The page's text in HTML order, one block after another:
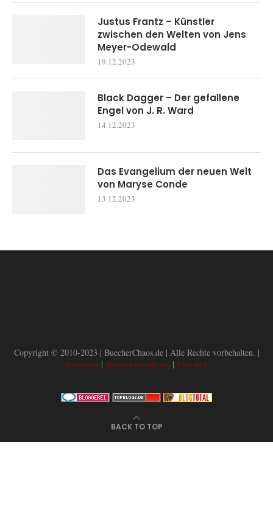
Justus Frantz – Künstler
zwischen den Welten von Jens
Meyer-Odewald
19.12.2023
Black Dagger – Der gefallene
Engel von J. R. Ward
14.12.2023
Das Evangelium der neuen Welt
von Maryse Conde
13.12.2023
Copyright © 2010-2023 | BuecherChaos.de | Alle Rechte vorbehalten. |
Impressum | Datenschutzerklärung| Über mich
BACK TO TOP